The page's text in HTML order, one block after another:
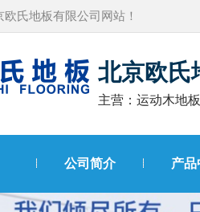
氏地板有限公司网站！
北京欧氏
主营：运动木地
公司简介 产品